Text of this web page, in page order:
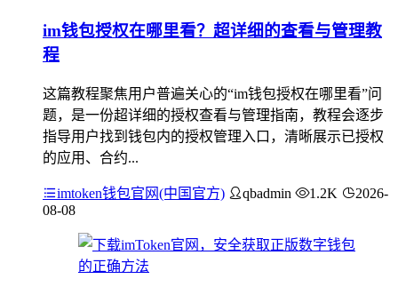
im钱包授权在哪里看？超详细的查看与管理教
程
这篇教程聚焦用户普遍关心的“im钱包授权在哪里看”问
题，是一份超详细的授权查看与管理指南，教程会逐步
指导用户找到钱包内的授权管理入口，清晰展示已授权
的应用、合约...
imtoken钱包官网(中国官方) qbadmin 1.2K
2026-
08-08